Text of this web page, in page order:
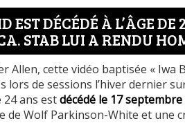
DÉCÉDÉ À L’ÂGE
STAB LUI A RENDU
Allen, cette vidéo baptisée « Iwa
lors de sessions l’hiver dernier
ans estdécédé le 17
de Wolf Parkinson-White et une